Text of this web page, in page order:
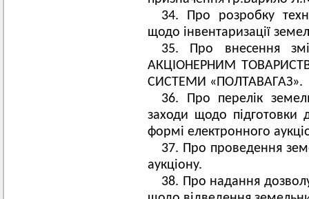
34. Про розробку
щодо інвентаризації
35. Про внесення
АКЦІОНЕРНИМ
СИСТЕМИ «ПОЛТАВАГАЗ».
36. Про перелік
заходи щодо підготовки
формі електронного
37. Про проведення
аукціону.
38. Про надання